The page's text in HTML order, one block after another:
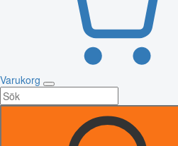
Varukorg